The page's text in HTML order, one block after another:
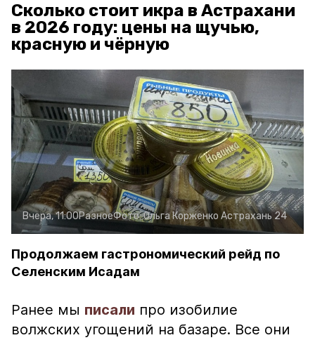
Сколько стоит икра в Астрахани
в 2026 году: цены на щучью,
красную и чёрную
Вчера, 11:00РазноеФото:Ольга Корженко Астрахань 24
Продолжаем гастрономический рейд по
Селенским Исадам
Ранее мы писали про изобилие
волжских угощений на базаре. Все они